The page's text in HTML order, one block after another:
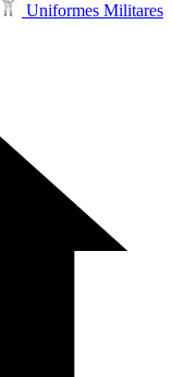
Uniformes Militares